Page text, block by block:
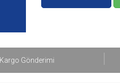
Kargo Gönderimi